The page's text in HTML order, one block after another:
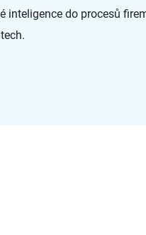
inteligence do procesů